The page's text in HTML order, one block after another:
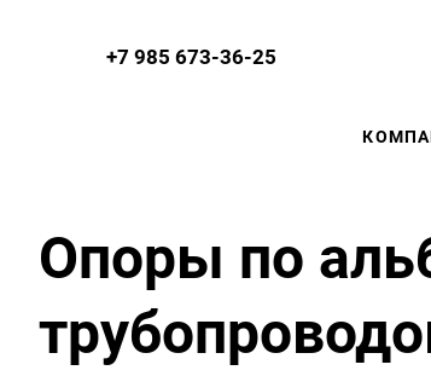
+7 985 673-36-25
Опоры по